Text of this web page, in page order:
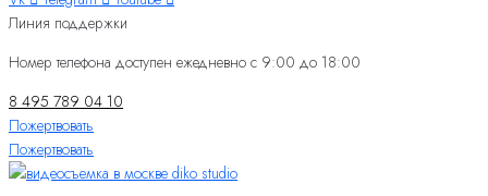
Линия поддержки
Номер телефона доступен ежедневно с 9:00 до 18:00
8 495 789 04 10
Пожертвовать
Пожертвовать